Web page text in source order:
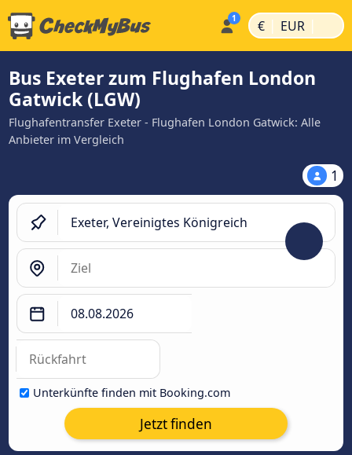
€ | EUR |
Bus Exeter zum Flughafen London
Gatwick (LGW)
Flughafentransfer Exeter - Flughafen London Gatwick: Alle
Anbieter im Vergleich
1
Unterkünfte finden mit Booking.com
Jetzt finden